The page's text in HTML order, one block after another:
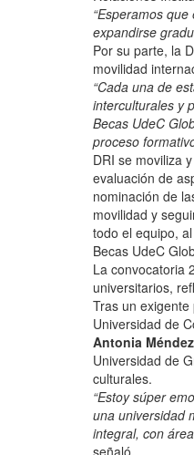
“Esperamos
expandirse
Por su parte, la
movilidad
“Cada una de
interculturales y
Becas UdeC
proceso
DRI se moviliza
evaluación de
nominación de
movilidad y
todo el equipo,
Becas UdeC
La convocatoria
universitarios,
Tras un
Universidad de
Antonia
Universidad de
culturales.
“Estoy súper
una universidad
integral, con
señaló.